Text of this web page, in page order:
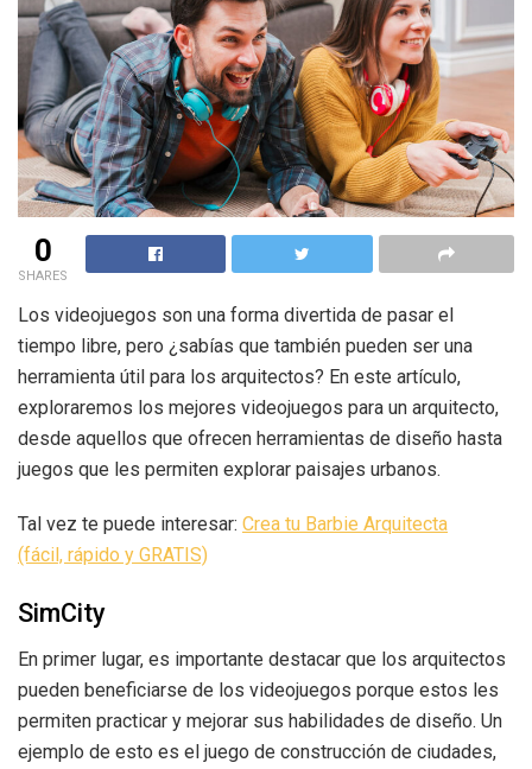
0
SHARES
Los videojuegos son una forma divertida de pasar el
tiempo libre, pero ¿sabías que también pueden ser una
herramienta útil para los arquitectos? En este artículo,
exploraremos los mejores videojuegos para un arquitecto,
desde aquellos que ofrecen herramientas de diseño hasta
juegos que les permiten explorar paisajes urbanos.
Tal vez te puede interesar: Crea tu Barbie Arquitecta
(fácil, rápido y GRATIS)
SimCity
En primer lugar, es importante destacar que los arquitectos
pueden beneficiarse de los videojuegos porque estos les
permiten practicar y mejorar sus habilidades de diseño. Un
ejemplo de esto es el juego de construcción de ciudades,